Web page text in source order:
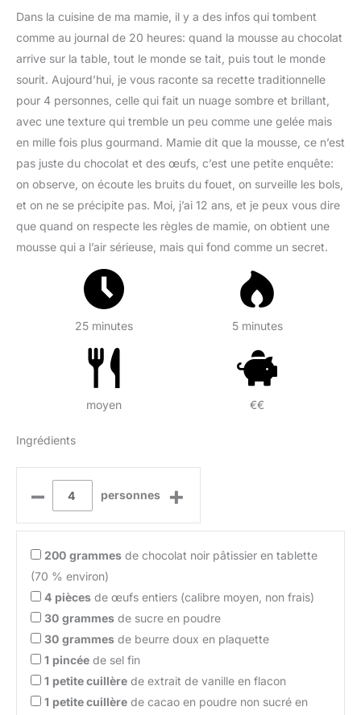
Dans la cuisine de ma mamie, il y a des infos qui tombent
comme au journal de 20 heures: quand la mousse au chocolat
arrive sur la table, tout le monde se tait, puis tout le monde
sourit. Aujourd’hui, je vous raconte sa recette traditionnelle
pour 4 personnes, celle qui fait un nuage sombre et brillant,
avec une texture qui tremble un peu comme une gelée mais
en mille fois plus gourmand. Mamie dit que la mousse, ce n’est
pas juste du chocolat et des œufs, c’est une petite enquête:
on observe, on écoute les bruits du fouet, on surveille les bols,
et on ne se précipite pas. Moi, j’ai 12 ans, et je peux vous dire
que quand on respecte les règles de mamie, on obtient une
mousse qui a l’air sérieuse, mais qui fond comme un secret.
25 minutes 5 minutes
moyen €€
Ingrédients
– personnes +
200 grammes de chocolat noir pâtissier en tablette
(70 % environ)
4 pièces de œufs entiers (calibre moyen, non frais)
30 grammes de sucre en poudre
30 grammes de beurre doux en plaquette
1 pincée de sel fin
1 petite cuillère de extrait de vanille en flacon
1 petite cuillère de cacao en poudre non sucré en